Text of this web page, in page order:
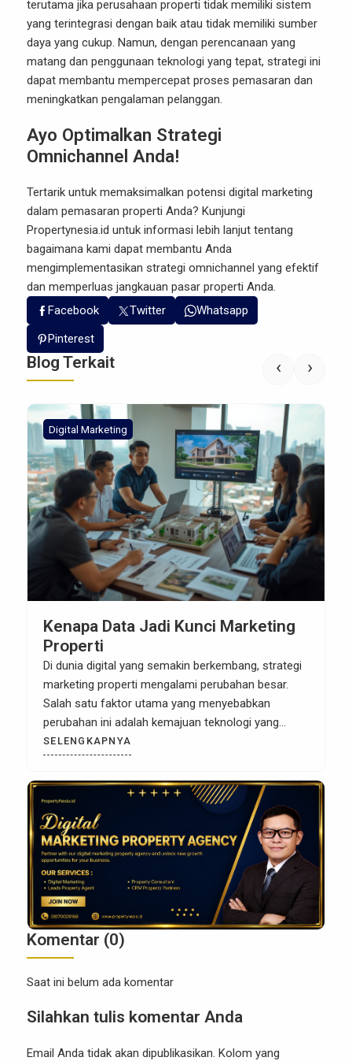
terutama jika perusahaan properti tidak memiliki sistem
yang terintegrasi dengan baik atau tidak memiliki sumber
daya yang cukup. Namun, dengan perencanaan yang
matang dan penggunaan teknologi yang tepat, strategi ini
dapat membantu mempercepat proses pemasaran dan
meningkatkan pengalaman pelanggan.
Ayo Optimalkan Strategi
Omnichannel Anda!
Tertarik untuk memaksimalkan potensi digital marketing
dalam pemasaran properti Anda? Kunjungi
Propertynesia.id untuk informasi lebih lanjut tentang
bagaimana kami dapat membantu Anda
mengimplementasikan strategi omnichannel yang efektif
dan memperluas jangkauan pasar properti Anda.
Facebook
Twitter
Whatsapp
Pinterest
Blog Terkait
Digital Marketing
Kenapa Data Jadi Kunci Marketing
Properti
Di dunia digital yang semakin berkembang, strategi
marketing properti mengalami perubahan besar.
Salah satu faktor utama yang menyebabkan
perubahan ini adalah kemajuan teknologi yang
memungkinkan pengumpulan dan analisis data
secara real-time. Sebagai pengusaha atau agen
properti, memanfaatkan data dengan bijak kini
menjadi kunci untuk meraih kesuksesan dalam
pemasaran properti. Data bukan hanya sekadar
angka atau […]
SELENGKAPNYA
‹ ›
Komentar (0)
Saat ini belum ada komentar
Silahkan tulis komentar Anda
Email Anda tidak akan dipublikasikan. Kolom yang